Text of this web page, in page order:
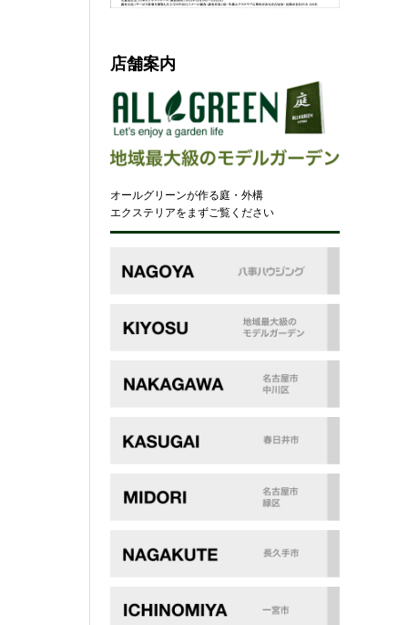
店舗案内
オールグリーンが作る庭・外構
エクステリアをまずご覧ください